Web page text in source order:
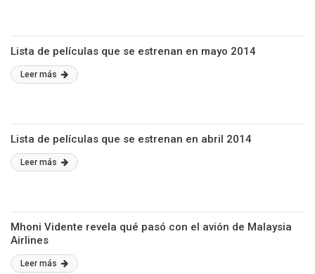
Lista de películas que se estrenan en mayo 2014
Leer más
Lista de películas que se estrenan en abril 2014
Leer más
Mhoni Vidente revela qué pasó con el avión de Malaysia
Airlines
Leer más